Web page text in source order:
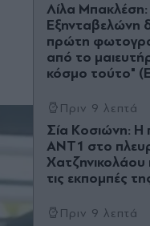
Λίλα
Εξηνταβελώνη
πρώτη
από το
κόσμο τούτο"
Πριν 9 λεπτά
Σία Κοσιώνη: Η
ΑΝΤ1 στο
Χατζηνικολάου
τις εκπομπές
Πριν 9 λεπτά